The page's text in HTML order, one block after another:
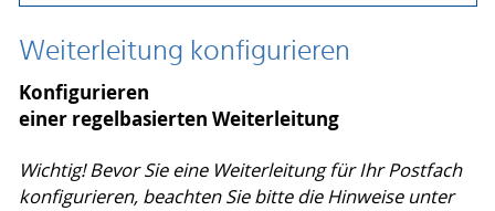
Weiterleitung konfigurieren
Konfigurieren
einer regelbasierten Weiterleitung
Wichtig! Bevor Sie eine Weiterleitung für Ihr Postfach
konfigurieren, beachten Sie bitte die Hinweise unter